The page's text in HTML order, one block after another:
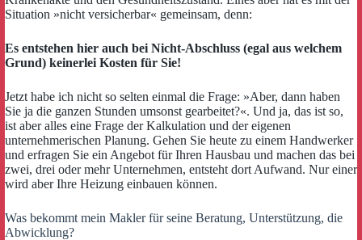
Situation »nicht versicherbar« gemeinsam, denn:
Es entstehen hier auch bei Nicht-Abschluss (egal aus welchem
Grund) keinerlei Kosten für Sie!
Jetzt habe ich nicht so selten einmal die Frage: »Aber, dann haben
Sie ja die ganzen Stunden umsonst gearbeitet?«. Und ja, das ist so,
ist aber alles eine Frage der Kalkulation und der eigenen
unternehmerischen Planung. Gehen Sie heute zu einem Handwerker
und erfragen Sie ein Angebot für Ihren Hausbau und machen das bei
zwei, drei oder mehr Unternehmen, entsteht dort Aufwand. Nur einer
wird aber Ihre Heizung einbauen können.
Was bekommt mein Makler für seine Beratung, Unterstützung, die
Abwicklung?